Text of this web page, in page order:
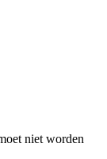
niet worden